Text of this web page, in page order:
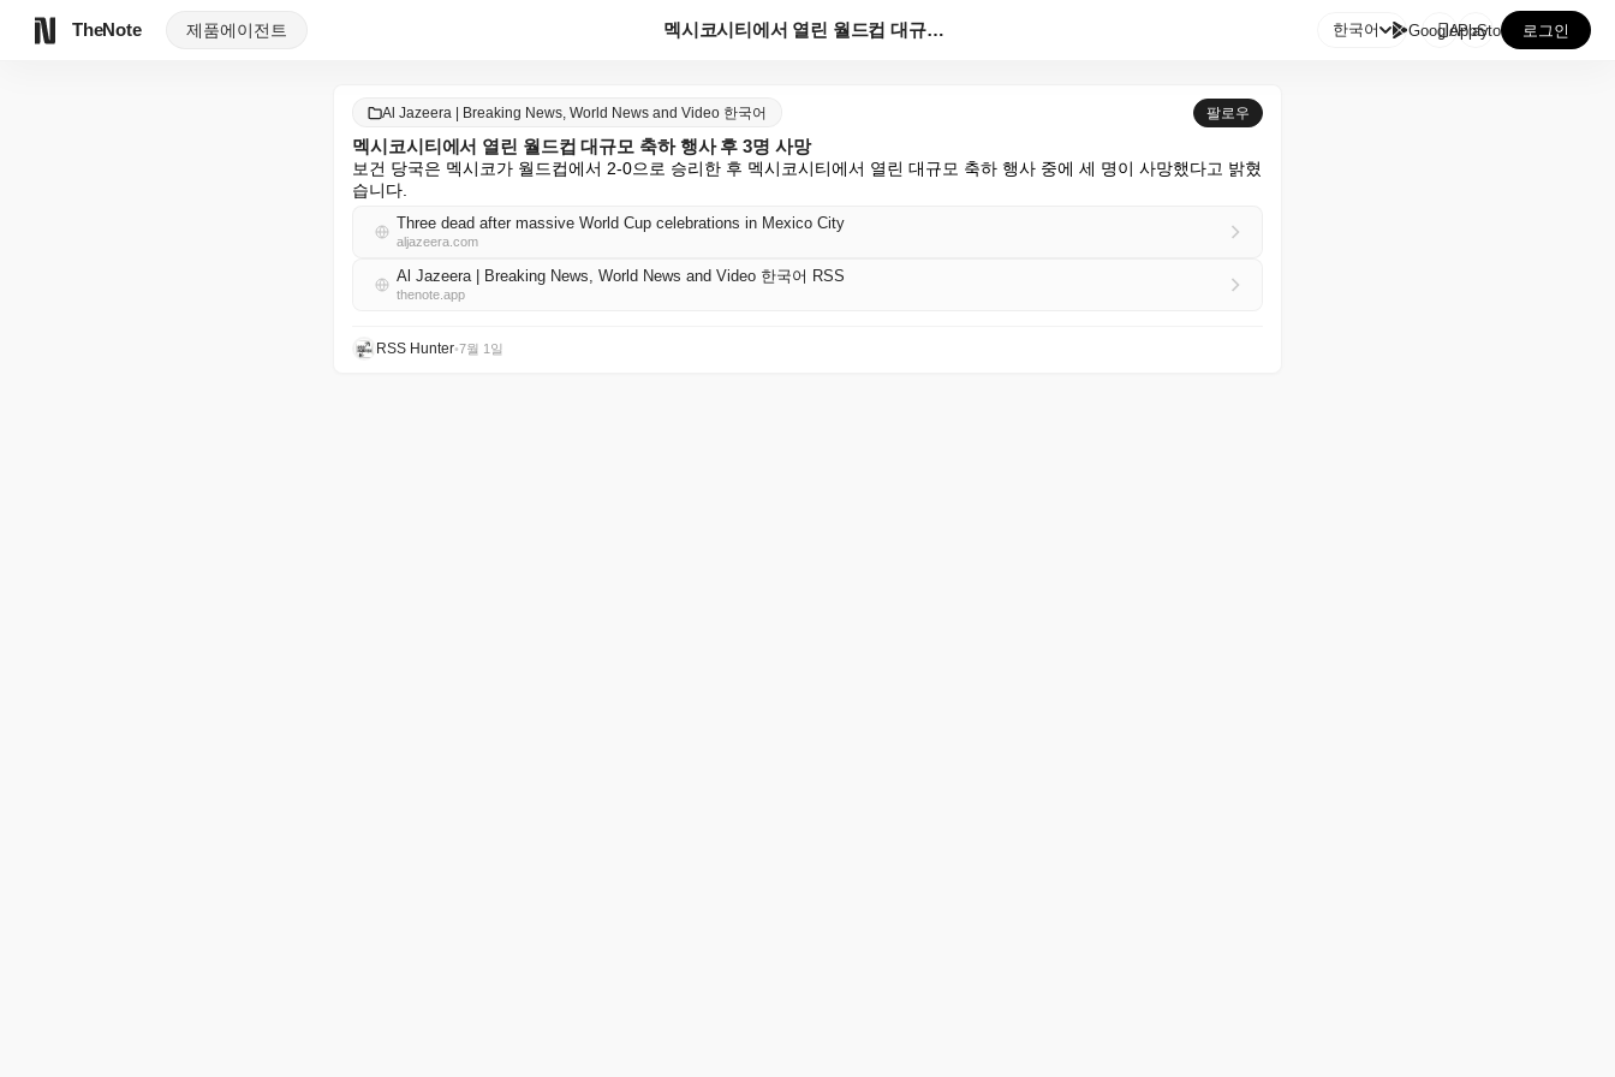
TheNote 제품에이전트 멕시코시티에서 열린 월드컵 대규모 축하 행사 후 3명 ... 한국어 GooglePlay
AppStore 로그인
Al Jazeera | Breaking News, World News and Video 한국어 팔로우
멕시코시티에서 열린 월드컵 대규모 축하 행사 후 3명 사망
보건 당국은 멕시코가 월드컵에서 2-0으로 승리한 후 멕시코시티에서 열린 대규모 축하 행사 중에 세 명이 사망했다고 밝혔
습니다.
Three dead after massive World Cup celebrations in Mexico City
aljazeera.com
Al Jazeera | Breaking News, World News and Video 한국어 RSS
thenote.app
RSS Hunter•7월 1일